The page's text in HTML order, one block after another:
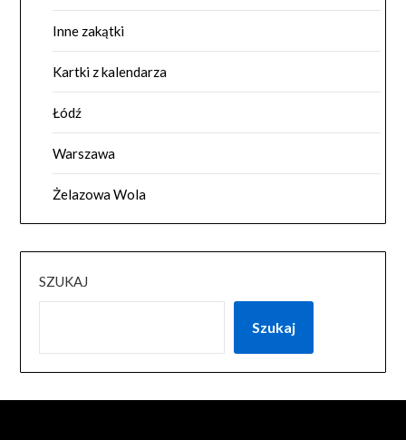
Inne zakątki
Kartki z kalendarza
Łódź
Warszawa
Żelazowa Wola
SZUKAJ
Szukaj